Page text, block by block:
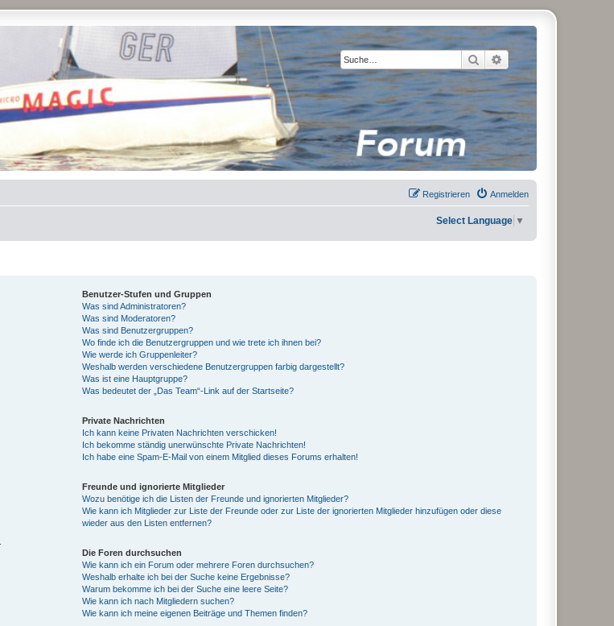
Suche Erweiterte Suche
Anmelden
Registrieren
Select Language ▼
Benutzer-Stufen und Gruppen
Was sind Administratoren?
Was sind Moderatoren?
Was sind Benutzergruppen?
Wo finde ich die Benutzergruppen und wie trete ich ihnen bei?
Wie werde ich Gruppenleiter?
Weshalb werden verschiedene Benutzergruppen farbig dargestellt?
Was ist eine Hauptgruppe?
Was bedeutet der „Das Team“-Link auf der Startseite?
Private Nachrichten
Ich kann keine Privaten Nachrichten verschicken!
Ich bekomme ständig unerwünschte Private Nachrichten!
Ich habe eine Spam-E-Mail von einem Mitglied dieses Forums erhalten!
Freunde und ignorierte Mitglieder
Wozu benötige ich die Listen der Freunde und ignorierten Mitglieder?
Wie kann ich Mitglieder zur Liste der Freunde oder zur Liste der ignorierten Mitglieder hinzufügen oder diese
wieder aus den Listen entfernen?
Die Foren durchsuchen
Wie kann ich ein Forum oder mehrere Foren durchsuchen?
Weshalb erhalte ich bei der Suche keine Ergebnisse?
Warum bekomme ich bei der Suche eine leere Seite?
Wie kann ich nach Mitgliedern suchen?
Wie kann ich meine eigenen Beiträge und Themen finden?